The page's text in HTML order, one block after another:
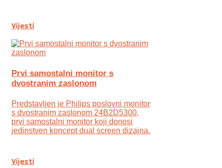
Vijesti
Prvi samostalni monitor s
dvostranim zaslonom
Predstavljen je Philips poslovni monitor
s dvostranim zaslonom 24B2D5300,
prvi samostalni monitor koji donosi
jedinstven koncept dual screen dizajna.
Vijesti